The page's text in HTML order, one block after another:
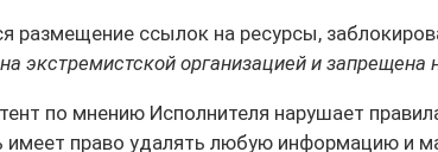
размещение ссылок на ресурсы,
экстремистской организацией и
по мнению Исполнителя нарушает
имеет право удалять любую информацию и